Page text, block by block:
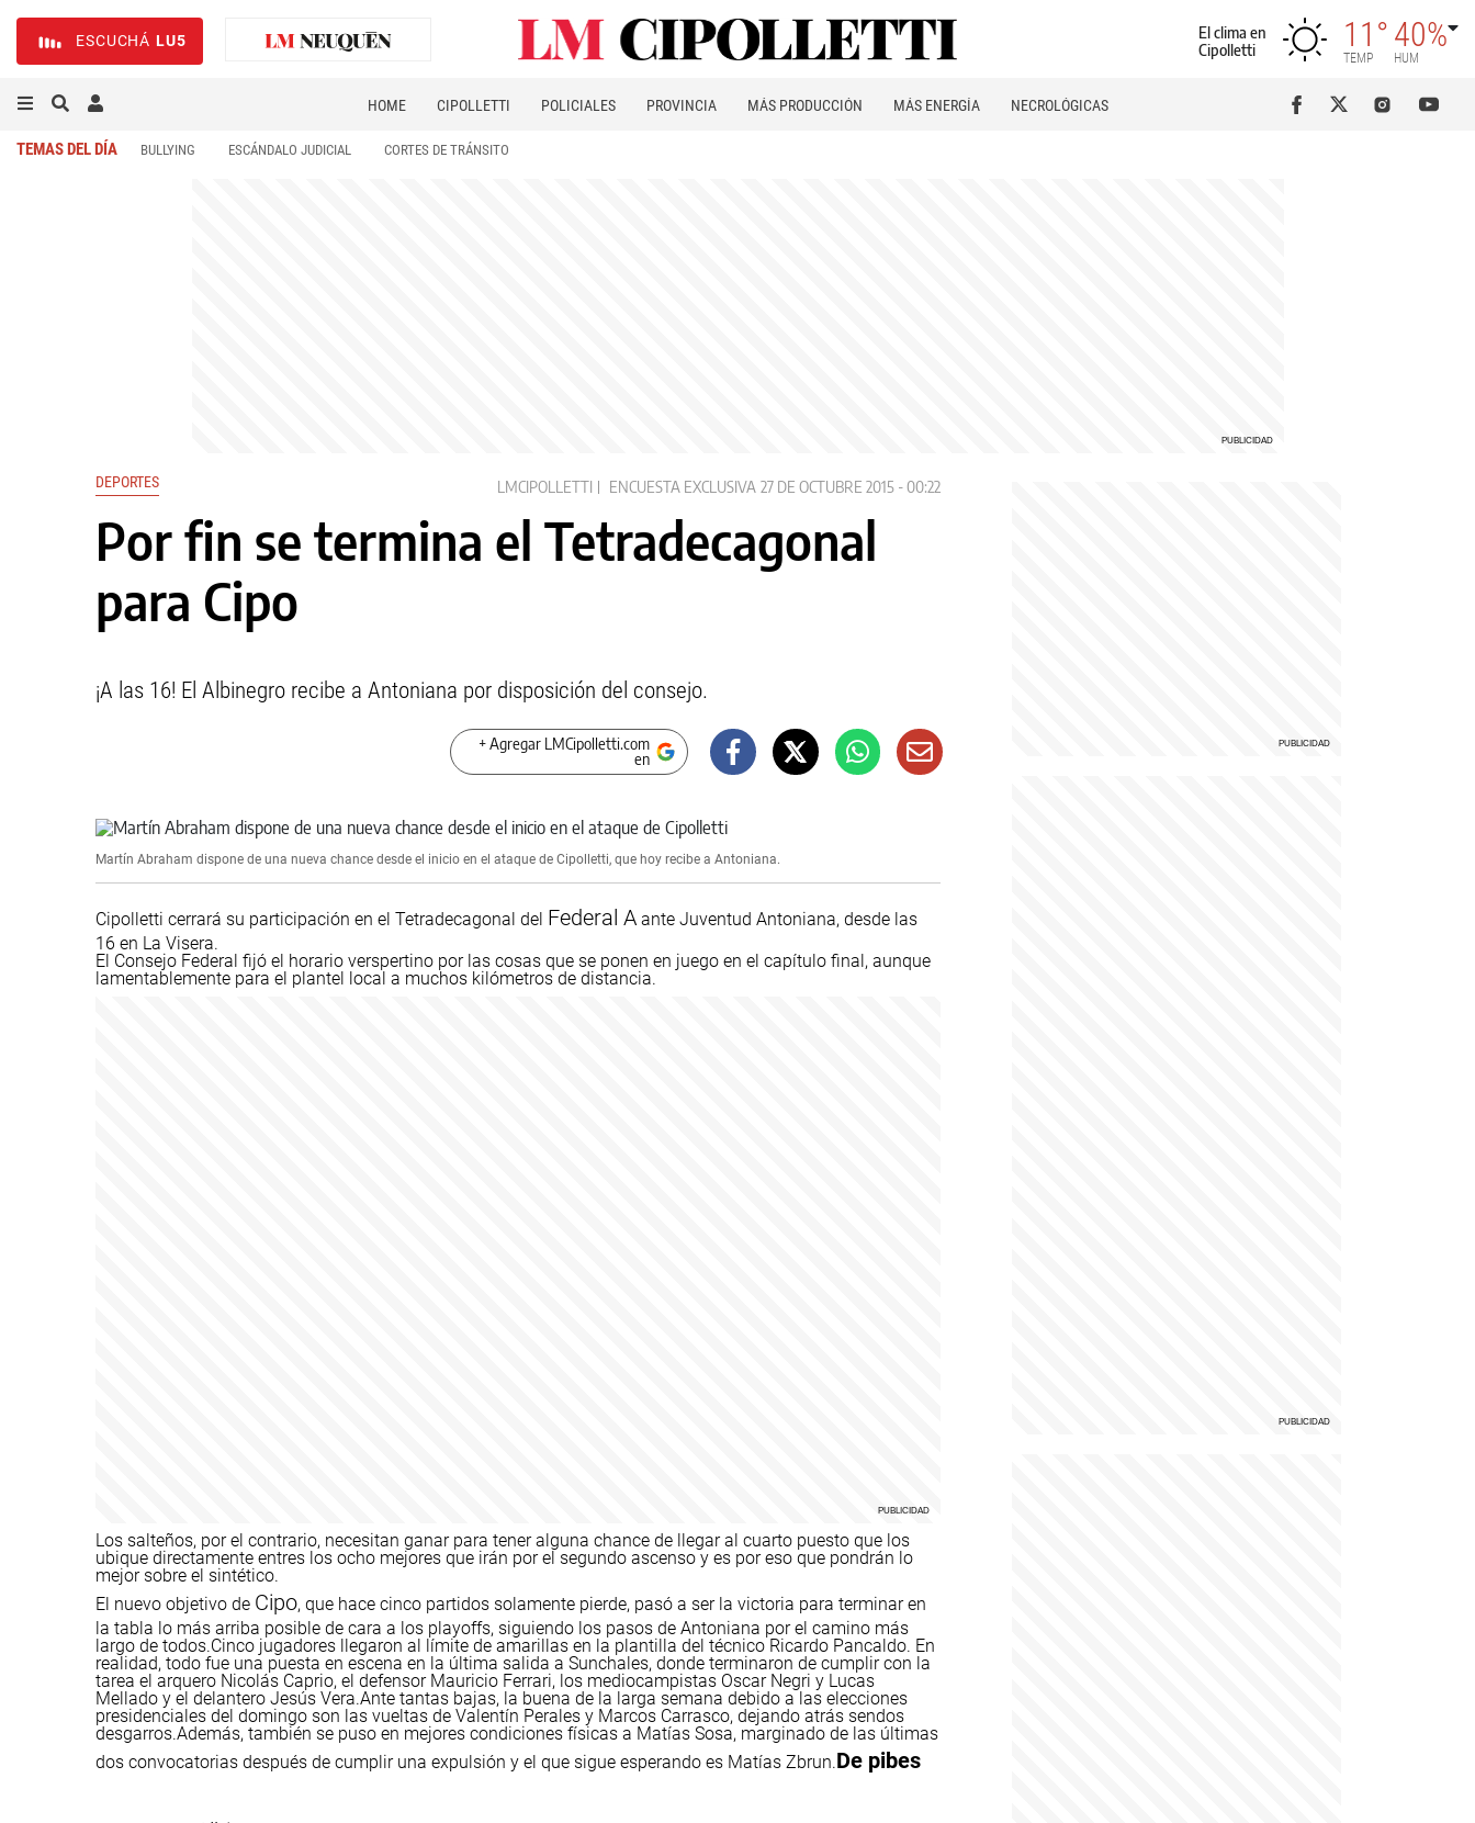
ESCUCHÁ LU5
El clima en
Cipolletti
11°
TEMP
40%
HUM
HOME CIPOLLETTI POLICIALES PROVINCIA MÁS PRODUCCIÓN MÁS ENERGÍA NECROLÓGICAS
TEMAS DEL DÍA BULLYING ESCÁNDALO JUDICIAL CORTES DE TRÁNSITO
DEPORTES LMCIPOLLETTI ENCUESTA EXCLUSIVA 27 DE OCTUBRE 2015 - 00:22
Por fin se termina el Tetradecagonal
para Cipo
¡A las 16! El Albinegro recibe a Antoniana por disposición del consejo.
+ Agregar LMCipolletti.com
en
Martín Abraham dispone de una nueva chance desde el inicio en el ataque de Cipolletti, que hoy recibe a Antoniana.
Cipolletti cerrará su participación en el Tetradecagonal del Federal A ante Juventud Antoniana, desde las
16 en La Visera.
El Consejo Federal fijó el horario verspertino por las cosas que se ponen en juego en el capítulo final, aunque
lamentablemente para el plantel local a muchos kilómetros de distancia.
Los salteños, por el contrario, necesitan ganar para tener alguna chance de llegar al cuarto puesto que los
ubique directamente entres los ocho mejores que irán por el segundo ascenso y es por eso que pondrán lo
mejor sobre el sintético.
El nuevo objetivo de Cipo, que hace cinco partidos solamente pierde, pasó a ser la victoria para terminar en
la tabla lo más arriba posible de cara a los playoffs, siguiendo los pasos de Antoniana por el camino más
largo de todos.Cinco jugadores llegaron al límite de amarillas en la plantilla del técnico Ricardo Pancaldo. En
realidad, todo fue una puesta en escena en la última salida a Sunchales, donde terminaron de cumplir con la
tarea el arquero Nicolás Caprio, el defensor Mauricio Ferrari, los mediocampistas Oscar Negri y Lucas
Mellado y el delantero Jesús Vera.Ante tantas bajas, la buena de la larga semana debido a las elecciones
presidenciales del domingo son las vueltas de Valentín Perales y Marcos Carrasco, dejando atrás sendos
desgarros.Además, también se puso en mejores condiciones físicas a Matías Sosa, marginado de las últimas
dos convocatorias después de cumplir una expulsión y el que sigue esperando es Matías Zbrun.De pibes